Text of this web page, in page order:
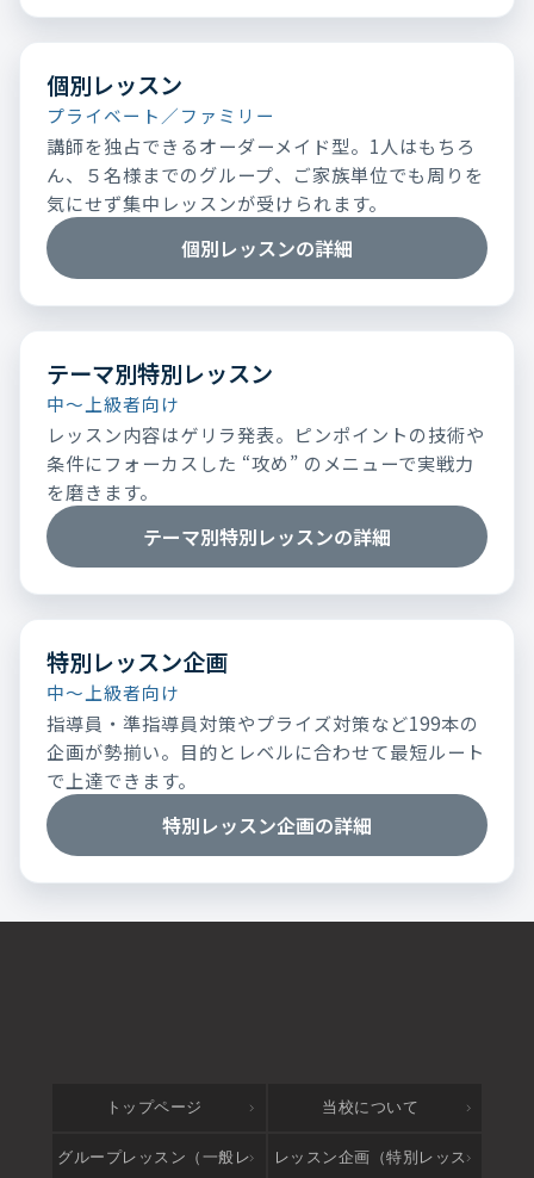
個別レッスン
プライベート／ファミリー
講師を独占できるオーダーメイド型。1人はもちろ
ん、５名様までのグループ、ご家族単位でも周りを
気にせず集中レッスンが受けられます。
個別レッスンの詳細
テーマ別特別レッスン
中～上級者向け
レッスン内容はゲリラ発表。ピンポイントの技術や
条件にフォーカスした “攻め” のメニューで実戦力
を磨きます。
テーマ別特別レッスンの詳細
特別レッスン企画
中～上級者向け
指導員・準指導員対策やプライズ対策など199本の
企画が勢揃い。目的とレベルに合わせて最短ルート
で上達できます。
特別レッスン企画の詳細
トップページ 当校について
グループレッスン（一般レ レッスン企画（特別レッス